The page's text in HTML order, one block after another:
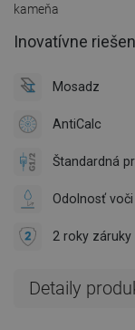
kameňa
Inovatívne
Mosadz
AntiCalc
Štandardná
Odolnosť
2 roky záruky
Detaily